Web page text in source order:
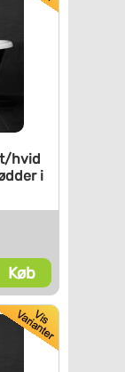
hvid
i
Køb